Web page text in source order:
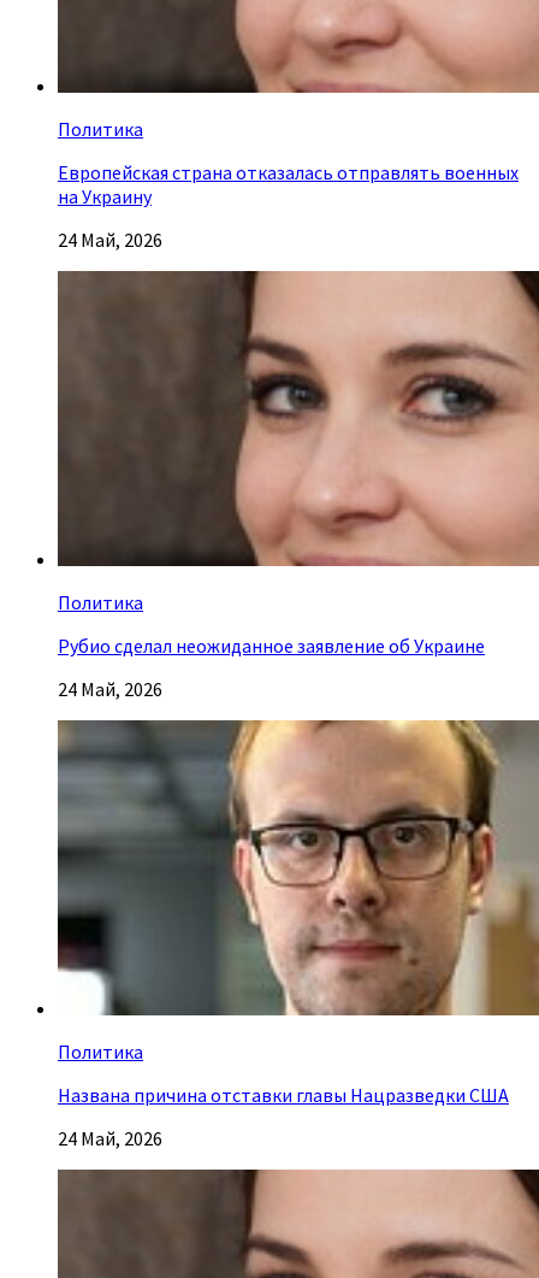
Политика
Европейская страна отказалась отправлять военных
на Украину
24 Май, 2026
Политика
Рубио сделал неожиданное заявление об Украине
24 Май, 2026
Политика
Названа причина отставки главы Нацразведки США
24 Май, 2026